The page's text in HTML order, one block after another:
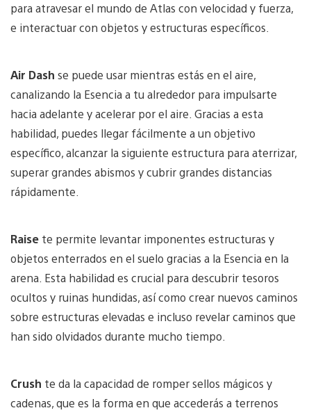
para atravesar el mundo de Atlas con velocidad y fuerza,
e interactuar con objetos y estructuras específicos.
Air Dash se puede usar mientras estás en el aire,
canalizando la Esencia a tu alrededor para impulsarte
hacia adelante y acelerar por el aire. Gracias a esta
habilidad, puedes llegar fácilmente a un objetivo
específico, alcanzar la siguiente estructura para aterrizar,
superar grandes abismos y cubrir grandes distancias
rápidamente.
Raise te permite levantar imponentes estructuras y
objetos enterrados en el suelo gracias a la Esencia en la
arena. Esta habilidad es crucial para descubrir tesoros
ocultos y ruinas hundidas, así como crear nuevos caminos
sobre estructuras elevadas e incluso revelar caminos que
han sido olvidados durante mucho tiempo.
Crush te da la capacidad de romper sellos mágicos y
cadenas, que es la forma en que accederás a terrenos